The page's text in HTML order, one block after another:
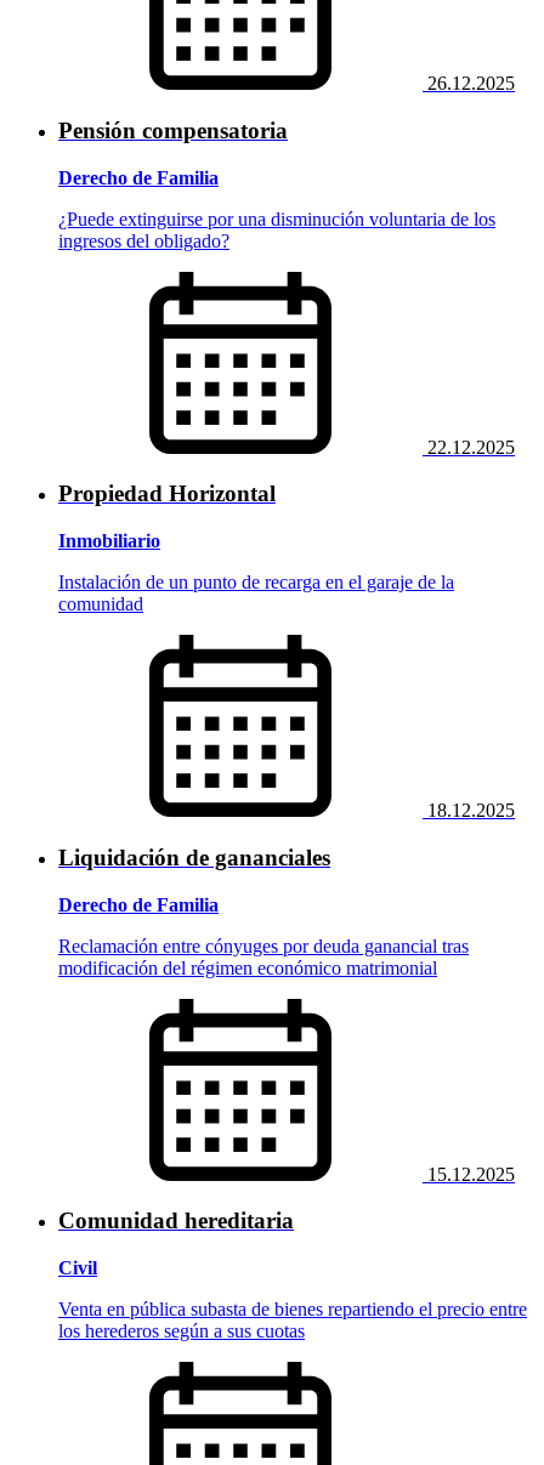
26.12.2025
Pensión compensatoria
Derecho de Familia
¿Puede extinguirse por una disminución voluntaria de los
ingresos del obligado?
22.12.2025
Propiedad Horizontal
Inmobiliario
Instalación de un punto de recarga en el garaje de la
comunidad
18.12.2025
Liquidación de gananciales
Derecho de Familia
Reclamación entre cónyuges por deuda ganancial tras
modificación del régimen económico matrimonial
15.12.2025
Comunidad hereditaria
Civil
Venta en pública subasta de bienes repartiendo el precio entre
los herederos según a sus cuotas